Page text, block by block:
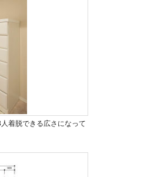
着脱できる広さになって